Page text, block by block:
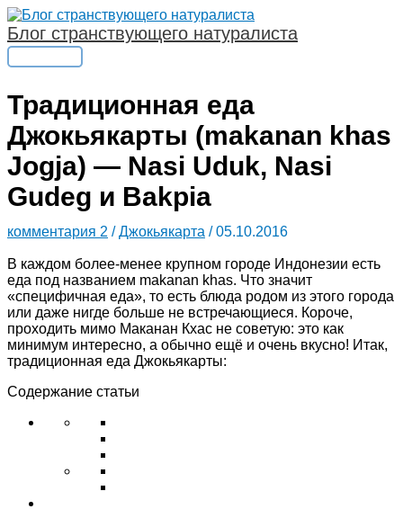
Перейти
к
содержимому
Блог странствующего натуралиста
Главное
Традиционная еда
Джокьякарты (makanan khas
Jogja) — Nasi Uduk, Nasi
Gudeg и Bakpia
комментария 2 /Джокьякарта /05.10.2016
В каждом более-менее крупном городе Индонезии есть
еда под названием makanan khas. Что значит
«специфичная еда», то есть блюда родом из этого города
или даже нигде больше не встречающиеся. Короче,
проходить мимо Маканан Кхас не советую: это как
минимум интересно, а обычно ещё и очень вкусно! Итак,
традиционная еда Джокьякарты:
Содержание статьи